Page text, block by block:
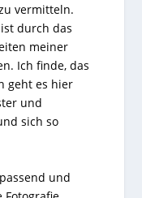
vermitteln.
durch das
meiner
Ich finde, das
geht es hier
und
sich so
und